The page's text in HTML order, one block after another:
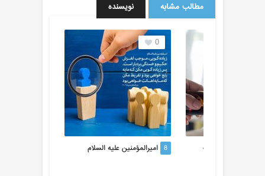
مطالب مشابه نویسنده
عليه السلام هر ك
0
8 امیرالمؤمنین عليه السلام